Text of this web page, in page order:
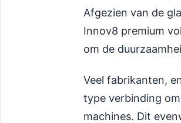
Afgezien van de
Innov8 premium
om de
Veel fabrikanten,
type verbinding
machines. Dit